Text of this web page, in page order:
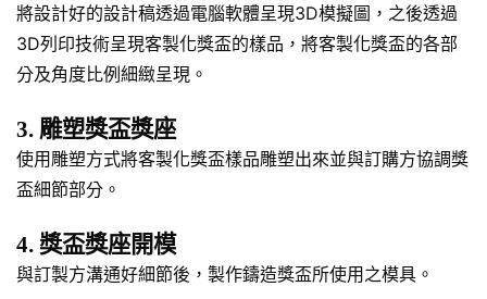
將設計好的設計稿透過電腦軟體呈現3D模擬圖，之後透過
3D列印技術呈現客製化獎盃的樣品，將客製化獎盃的各部
分及角度比例細緻呈現。
3. 雕塑獎盃獎座
使用雕塑方式將客製化獎盃樣品雕塑出來並與訂購方協調獎
盃細節部分。
4. 獎盃獎座開模
與訂製方溝通好細節後，製作鑄造獎盃所使用之模具。